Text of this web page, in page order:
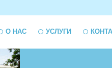
О НАС УСЛУГИ